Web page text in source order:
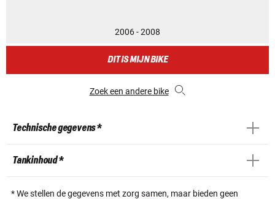
2006 - 2008
DIT IS MIJN BIKE
Zoek een andere bike
Technische gegevens *
Tankinhoud *
* We stellen de gegevens met zorg samen, maar bieden geen